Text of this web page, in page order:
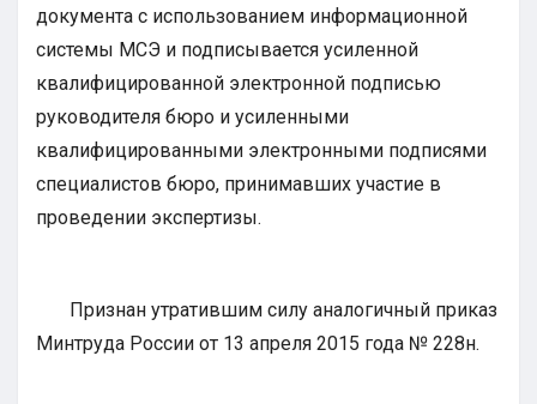
документа с использованием информационной
системы МСЭ и подписывается усиленной
квалифицированной электронной подписью
руководителя бюро и усиленными
квалифицированными электронными подписями
специалистов бюро, принимавших участие в
проведении экспертизы.
Признан утратившим силу аналогичный приказ
Минтруда России от 13 апреля 2015 года № 228н.